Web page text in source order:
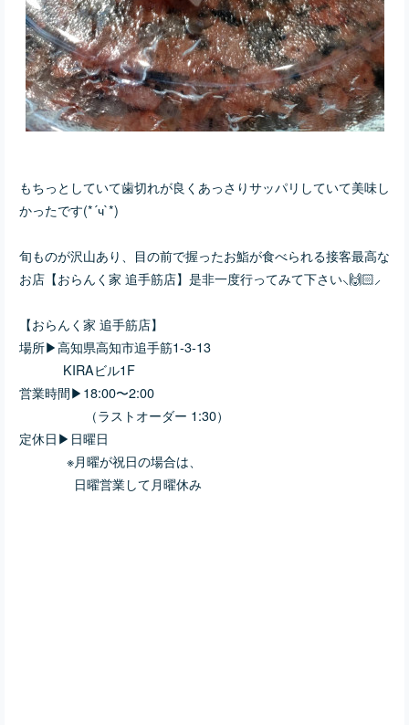
もちっとしていて歯切れが良くあっさりサッパリしていて美味し
かったです(*´ч`*)
旬ものが沢山あり、目の前で握ったお鮨が食べられる接客最高な
お店【おらんく家 追手筋店】是非一度行ってみて下さい⸜🙌🏻⸝‍
【おらんく家 追手筋店】
場所▶高知県高知市追手筋1-3-13
KIRAビル1F
営業時間▶18:00〜2:00
（ラストオーダー 1:30）
定休日▶ 日曜日
※月曜が祝日の場合は、
日曜営業して月曜休み